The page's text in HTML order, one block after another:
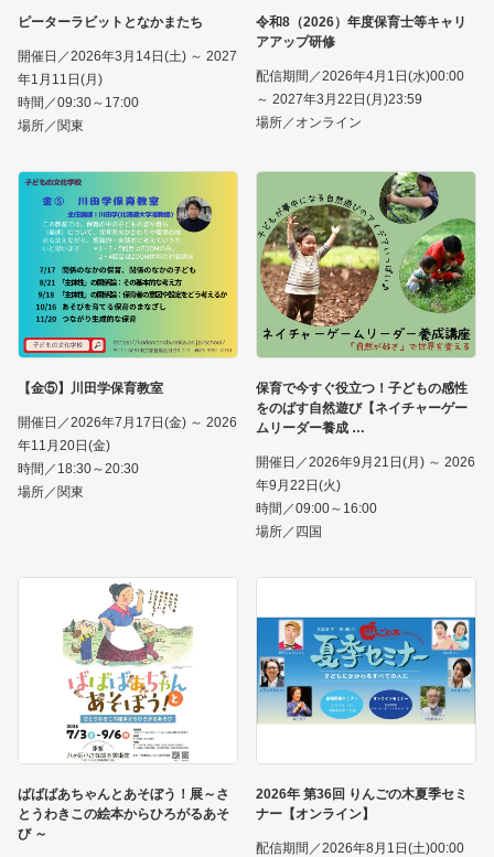
ピーターラビットとなかまたち
開催日／2026年3月14日(土) ～ 2027
年1月11日(月)
時間／09:30～17:00
場所／関東
令和8（2026）年度保育士等キャリ
アアップ研修
配信期間／2026年4月1日(水)00:00
～ 2027年3月22日(月)23:59
場所／オンライン
【金⑤】川田学保育教室
開催日／2026年7月17日(金) ～ 2026
年11月20日(金)
時間／18:30～20:30
場所／関東
保育で今すぐ役立つ！子どもの感性
をのばす自然遊び【ネイチャーゲー
ムリーダー養成
開催日／2026年9月21日(月) ～ 2026
年9月22日(火)
時間／09:00～16:00
場所／四国
ばばばあちゃんとあそぼう！展～さ
とうわきこの絵本からひろがるあそ
び ～
2026年 第36回 りんごの木夏季セミ
ナー【オンライン】
配信期間／2026年8月1日(土)00:00